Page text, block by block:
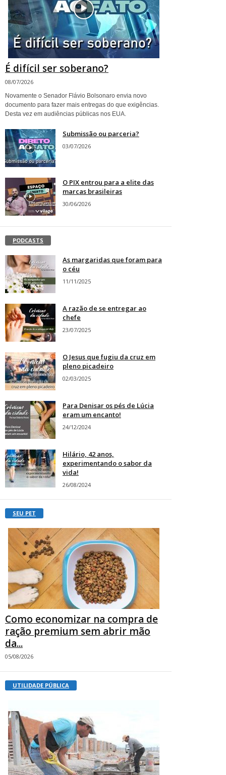
É difícil ser soberano?
08/07/2026
Novamente o Senador Flávio Bolsonaro envia novo
documento para fazer mais entregas do que exigências.
Desta vez em audiências públicas nos EUA.
Submissão ou parceria?
03/07/2026
O PIX entrou para a elite das
marcas brasileiras
30/06/2026
PODCASTS
As margaridas que foram para
o céu
11/11/2025
A razão de se entregar ao
chefe
23/07/2025
O Jesus que fugiu da cruz em
pleno picadeiro
02/03/2025
Para Denisar os pés de Lúcia
eram um encanto!
24/12/2024
Hilário, 42 anos,
experimentando o sabor da
vida!
26/08/2024
SEU PET
Como economizar na compra de
ração premium sem abrir mão
da...
05/08/2026
UTILIDADE PÚBLICA